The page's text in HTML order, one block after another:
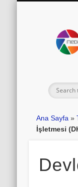
Ana Sayfa »
İşletmesi